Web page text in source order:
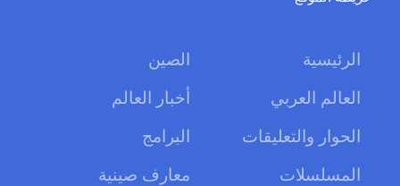
الرئيسية
الصين
العالم العربي
أخبار العالم
الحوار والتعليقات
البرامج
المسلسلات
معارف صينية